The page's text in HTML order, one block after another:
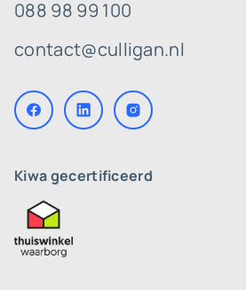
088 98 99 100
contact@culligan.nl
Kiwa gecertificeerd